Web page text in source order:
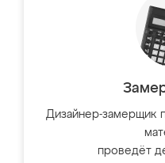
Дизайнер-замерщик
проведёт